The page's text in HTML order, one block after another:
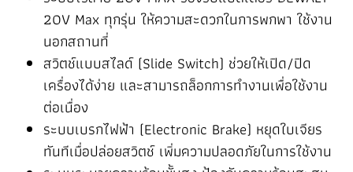
20V Max ทุกรุ่น ให้ความสะดวกในการพกพา ใช้งาน
นอกสถานที่
สวิตช์แบบสไลด์ (Slide Switch) ช่วยให้เปิด/ปิด
เครื่องได้ง่าย และสามารถล็อกการทำงานเพื่อใช้งาน
ต่อเนื่อง
ระบบเบรกไฟฟ้า (Electronic Brake) หยุดใบเจียร
ทันทีเมื่อปล่อยสวิตช์ เพิ่มความปลอดภัยในการใช้งาน